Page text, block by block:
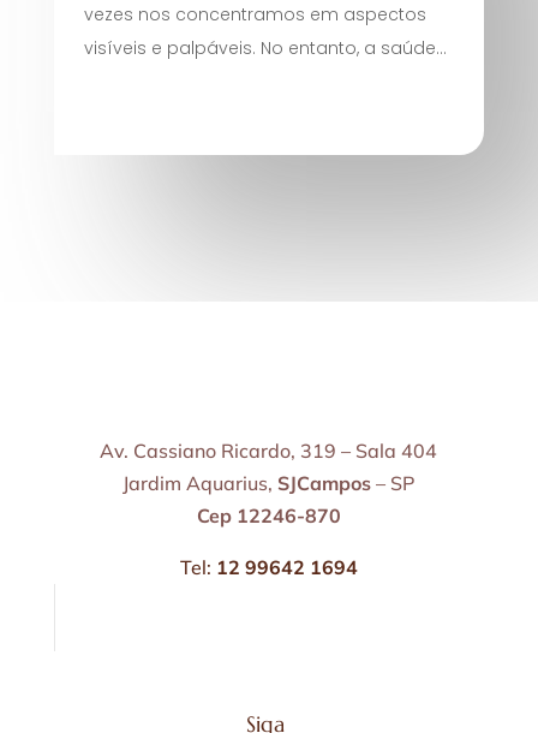
vezes nos concentramos em aspectos
visíveis e palpáveis. No entanto, a saúde...
Av. Cassiano Ricardo, 319 – Sala 404
Jardim Aquarius, SJCampos – SP
Cep 12246-870
Tel: 12 99642 1694
Siga